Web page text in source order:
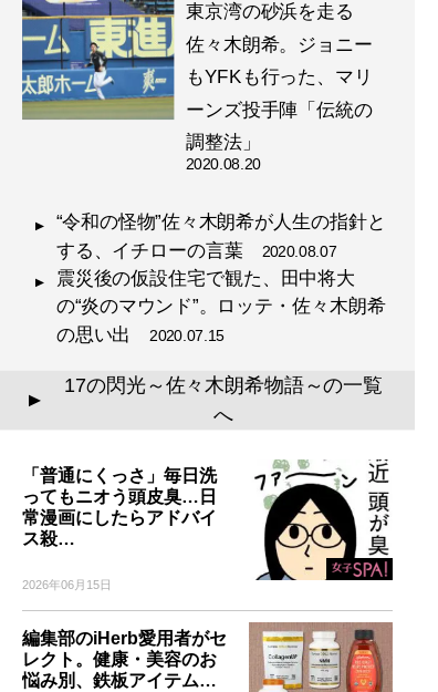
東京湾の砂浜を走る
佐々木朗希。ジョニー
もYFKも行った、マリ
ーンズ投手陣「伝統の
調整法」
2020.08.20
“令和の怪物”佐々木朗希が人生の指針と
する、イチローの言葉
2020.08.07
震災後の仮設住宅で観た、田中将大
の“炎のマウンド”。ロッテ・佐々木朗希
の思い出
2020.07.15
▲
17の閃光～佐々木朗希物語～の一覧
へ
「普通にくっさ」毎日洗
ってもニオう頭皮臭…日
常漫画にしたらアドバイ
ス殺…
2026年06月15日
編集部のiHerb愛用者がセ
レクト。健康・美容のお
悩み別、鉄板アイテム…